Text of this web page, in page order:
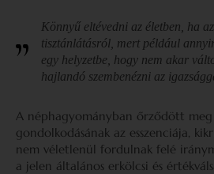
Könnyű eltévedni az életben, ha
tisztánlátásról, mert például
egy helyzetbe, hogy nem akar
hajlandó szembenézni az
A néphagyományban őrződött meg
gondolkodásának az esszenciája,
nem véletlenül fordulnak felé
a jelen általános erkölcsi és